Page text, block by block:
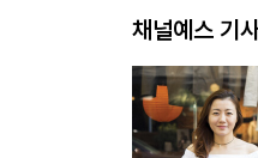
우물 안 개구리
내 생애 첫 해외
우물 밖 신세계
영어, 피할 수
채널예스 기